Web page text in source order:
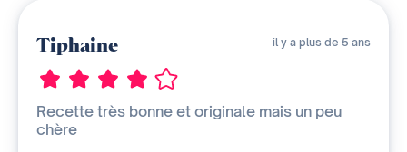
Tiphaine il y a plus de 5 ans
Recette très bonne et originale mais un peu
chère